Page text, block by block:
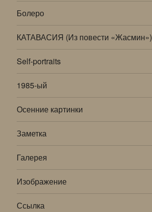
Болеро
КАТАВАСИЯ (Из повести «Жасмин»)
Self-portraits
1985-ый
Осенние картинки
Заметка
Галерея
Изображение
Ссылка